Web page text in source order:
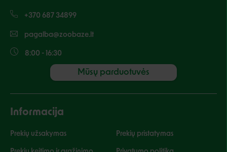
+370 687 34899
pagalba@zoobaze.lt
8:00 - 16:30
Mūsų parduotuvės
Informacija
Prekių užsakymas Prekių pristatymas